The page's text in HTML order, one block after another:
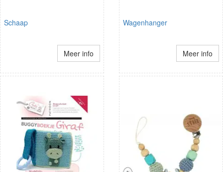
Schaap
Meer info
Wagenhanger
Meer info